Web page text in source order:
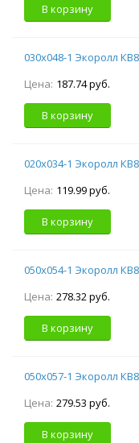
В корзину
030х048-1 Экоролл
Цена: 187.74 руб.
В корзину
020х034-1 Экоролл
Цена: 119.99 руб.
В корзину
050х054-1 Экоролл
Цена: 278.32 руб.
В корзину
050х057-1 Экоролл
Цена: 279.53 руб.
В корзину